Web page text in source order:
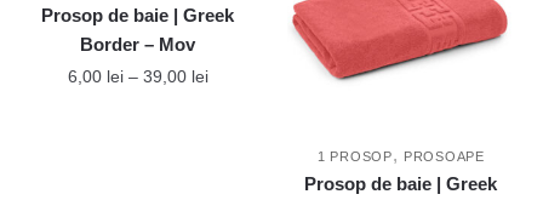
Opțiunile
pot
fi
produsului.
Prosop de baie | Greek
Border – Mov
6,00 lei – 39,00 leiInterval
1 PROSOP, PROSOAPE
Prosop de baie | Greek